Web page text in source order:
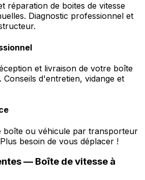
réparation de boites de vitesse
Diagnostic professionnel et
et livraison de votre boîte
Conseils d'entretien, vidange et
boîte ou véhicule par transporteur
besoin de vous déplacer !
— Boîte de vitesse à